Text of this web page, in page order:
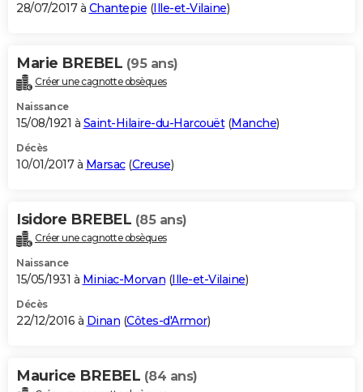
28/07/2017 à Chantepie (Ille-et-Vilaine)
Marie BREBEL (95 ans)
Créer une cagnotte obsèques
Naissance
15/08/1921 à Saint-Hilaire-du-Harcouët(Manche)
Décès
10/01/2017 à Marsac(Creuse)
Isidore BREBEL (85 ans)
Créer une cagnotte obsèques
Naissance
15/05/1931 à Miniac-Morvan (Ille-et-Vilaine)
Décès
22/12/2016 à Dinan (Côtes-d'Armor)
Maurice BREBEL (84 ans)